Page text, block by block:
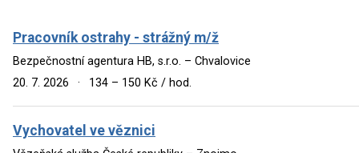
Pracovník ostrahy - strážný m/ž
Bezpečnostní agentura HB, s.r.o. – Chvalovice
20. 7. 2026
· 134 – 150 Kč / hod.
Vychovatel ve věznici